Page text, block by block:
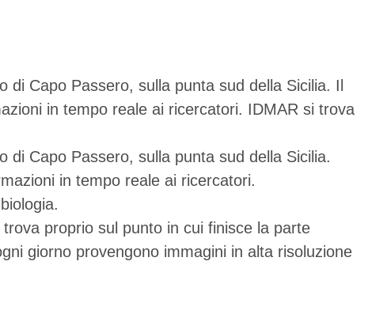
Capo Passero, sulla punta sud della Sicilia. Il
in tempo reale ai ricercatori. IDMAR si trova
Capo Passero, sulla punta sud della Sicilia.
in tempo reale ai ricercatori.
proprio sul punto in cui finisce la parte
giorno provengono immagini in alta risoluzione